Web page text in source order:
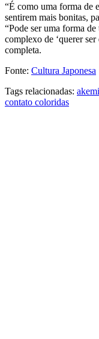
“É como uma forma de
sentirem mais bonitas,
“Pode ser uma forma
complexo de ‘querer ser
completa.
Fonte: Cultura Japonesa
Tags relacionadas:
contato coloridas